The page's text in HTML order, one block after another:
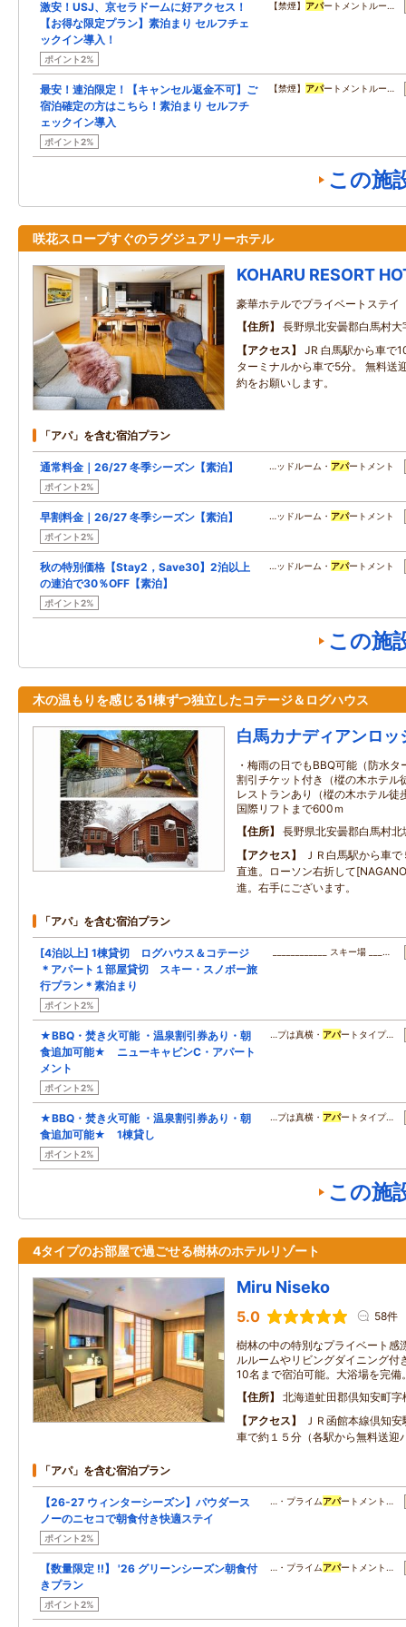
激安！USJ、京セラドームに好アクセス！
【お得な限定プラン】素泊まり セルフチェ
ックイン導入！
ポイント2%
【禁煙】 アパートメントルー…
最安！連泊限定！【キャンセル返金不可】ご
宿泊確定の方はこちら！素泊まり セルフチ
ェックイン導入
ポイント2%
【禁煙】 アパートメントルー…
この施
咲花スロープすぐのラグジュアリーホテル
KOHARU RESORT
豪華ホテルでプライベートステイ
住所
長野県北安曇郡白馬村
アクセス
JR 白馬駅から車で
ターミナルから車で5分。 無料送
約をお願いします。
「アパ」を含む宿泊プラン
通常料金｜26/27 冬季シーズン【素泊】
ポイント2%
…ッドルーム・ アパートメント
早割料金｜26/27 冬季シーズン【素泊】
ポイント2%
…ッドルーム・ アパートメント
秋の特別価格【Stay2，Save30】2泊以上
の連泊で30％OFF【素泊】
ポイント2%
…ッドルーム・ アパートメント
この施
木の温もりを感じる1棟ずつ独立したコテージ＆ログハウス
白馬カナディアンロッ
・梅雨の日でもBBQ可能（防水
割引チケット付き（樅の木ホテル
レストランあり（樅の木ホテル徒
国際リフトまで600ｍ
住所
長野県北安曇郡白馬村
アクセス
ＪＲ白馬駅から車
直進。ローソン右折して
進。右手にございます。
「アパ」を含む宿泊プラン
[4泊以上] 1棟貸切 ログハウス＆コテージ
＊アパート１部屋貸切 スキー・スノボー旅
行プラン＊素泊まり
ポイント2%
____________ スキー場 ___…
★BBQ・焚き火可能 ・温泉割引券あり・朝
食追加可能★ ニューキャビンC・アパート
メント
ポイント2%
…プは真横・ アパートタイプ…
★BBQ・焚き火可能 ・温泉割引券あり・朝
食追加可能★ 1棟貸し
ポイント2%
…プは真横・ アパートタイプ…
この施
4タイプのお部屋で過ごせる樹林のホテルリゾート
Miru Niseko
5.0 58件
樹林の中の特別なプライベート感
ルルームやリビングダイニング付
10名まで宿泊可能。大浴場を完備
住所
北海道虻田郡倶知安町
アクセス
ＪＲ函館本線倶知
車で約１５分（各駅から無料送迎
「アパ」を含む宿泊プラン
【26-27 ウィンターシーズン】パウダース
ノーのニセコで朝食付き快適ステイ
ポイント2%
…・プライムアパートメント…
【数量限定 !!】 '26 グリーンシーズン朝食付
きプラン
ポイント2%
…・プライムアパートメント…